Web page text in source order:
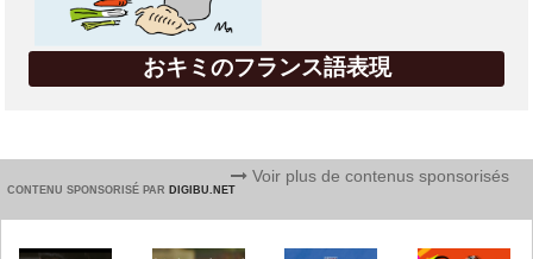
おキミのフランス語表現
CONTENU SPONSORISÉ PAR DIGIBU.NET
Voir plus de contenus sponsorisés